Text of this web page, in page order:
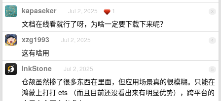
3
kapaseker Jul 2, 2025 1
文档在线看就行了呀，为啥一定要下载下来呢？
4
xzg1993 Jul 2, 2025
这有啥用
5
InkStone Jul 2, 2025
仓颉虽然掺了很多东西在里面，但应用场景真的很模糊。只能在
鸿蒙上打打 ets （而且目前还没看出来有明显优势），跨平台的